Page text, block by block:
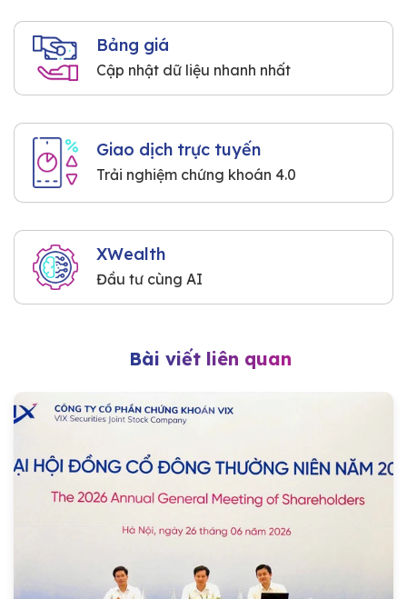
Bảng giá
Cập nhật dữ liệu nhanh nhất
Giao dịch trực tuyến
Trải nghiệm chứng khoán 4.0
XWealth
Đầu tư cùng AI
Bài viết liên quan